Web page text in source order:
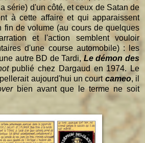
série) d'un côté, et ceux de Satan de
à cette affaire et qui apparaissent
fin de volume (au cours de quelques
et l'action semblent vouloir
d'une course automobile) : les
autre BD de Tardi,Le démon des
publié chez Dargaud en 1974. Le
aujourd'hui un court cameo, il
bien avant que le terme ne soit